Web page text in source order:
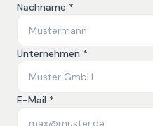
Nachname *
Unternehmen *
E-Mail *